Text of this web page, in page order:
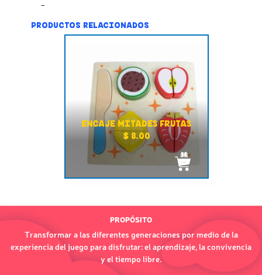
PRODUCTOS RELACIONADOS
ENCAJE MITADES FRUTAS
$ 8.00
PROPÓSITO
Transformar a las diferentes generaciones por medio de la
experiencia del juego para disfrutar: el aprendizaje, la convivencia
y el tiempo libre.